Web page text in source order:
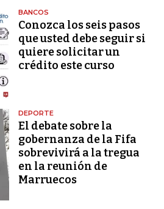
BANCOS
Conozca los seis pasos
que usted debe seguir si
quiere solicitar un
crédito este curso
DEPORTE
El debate sobre la
gobernanza de la Fifa
sobrevivirá a la tregua
en la reunión de
Marruecos